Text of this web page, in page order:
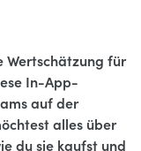
Wertschätzung für
In-App-
auf der
alles über
du sie kaufst und